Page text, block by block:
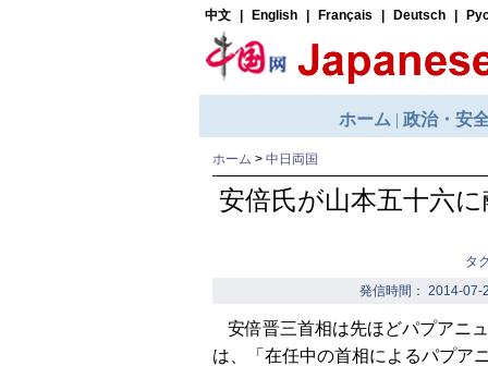
ホーム > 中日両国
安倍氏が山本五十六
タ
発信時間： 2014-
安倍晋三首相は先ほどパプアニ
は、「在任中の首相によるパプア